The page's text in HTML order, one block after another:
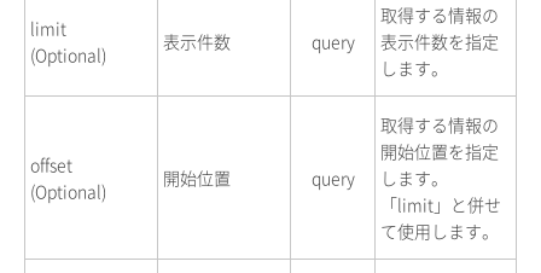
limit
(Optional)
表示件数 query
取得する情報の
表示件数を指定
します。
offset
(Optional)
開始位置 query
取得する情報の
開始位置を指定
します。
「limit」と併せ
て使用します。